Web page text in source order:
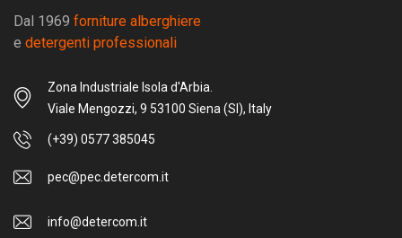
Dal 1969 forniture alberghiere
e detergenti professionali
Zona Industriale Isola d'Arbia.
Viale Mengozzi, 9 53100 Siena (SI), Italy
(+39) 0577 385045
pec@pec.detercom.it
info@detercom.it